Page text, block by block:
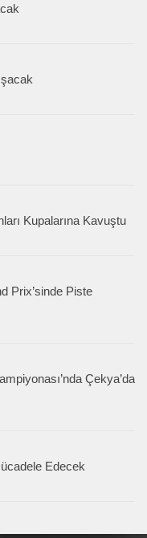
Kupalarına Kavuştu
Prix’sinde Piste
Çekya’da
Edecek